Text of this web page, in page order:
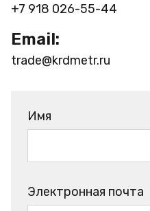
+7 918 026-55-44
Email:
trade@krdmetr.ru
Имя
Электронная почта